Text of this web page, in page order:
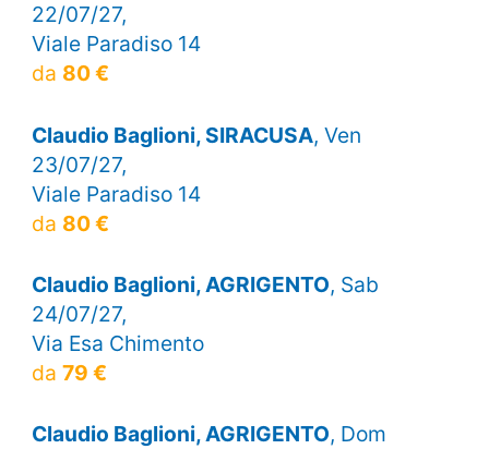
22/07/27,
Viale Paradiso 14
da 80 €
Claudio Baglioni, SIRACUSA, Ven
23/07/27,
Viale Paradiso 14
da 80 €
Claudio Baglioni, AGRIGENTO, Sab
24/07/27,
Via Esa Chimento
da 79 €
Claudio Baglioni, AGRIGENTO, Dom